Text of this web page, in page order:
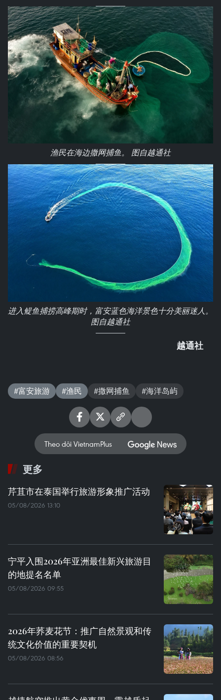
渔民在海边撒网捕鱼。 图自越通社
进入鳀鱼捕捞高峰期时，富安蓝色海洋景色十分美丽迷人。
图自越通社
越通社
#富安旅游 #渔民 #撒网捕鱼 #海洋岛屿
Theo dõi VietnamPlus
更多
芹苴市在泰国举行旅游形象推广活动
05/08/2026 13:10
宁平入围2026年亚洲最佳新兴旅游目
的地提名名单
05/08/2026 09:55
2026年荞麦花节：推广自然景观和传
统文化价值的重要契机
05/08/2026 08:56